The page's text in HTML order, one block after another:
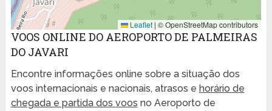
Leaflet | © OpenStreetMap contributors
VOOS ONLINE DO AEROPORTO DE PALMEIRAS
DO JAVARI
Encontre informações online sobre a situação dos
voos internacionais e nacionais, atrasos e horário de
chegada e partida dos voos no Aeroporto de